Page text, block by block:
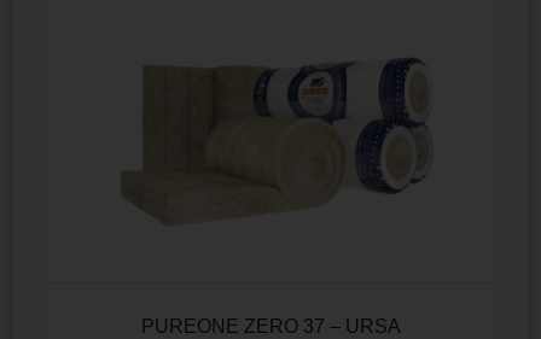
PUREONE ZERO 37 – URSA